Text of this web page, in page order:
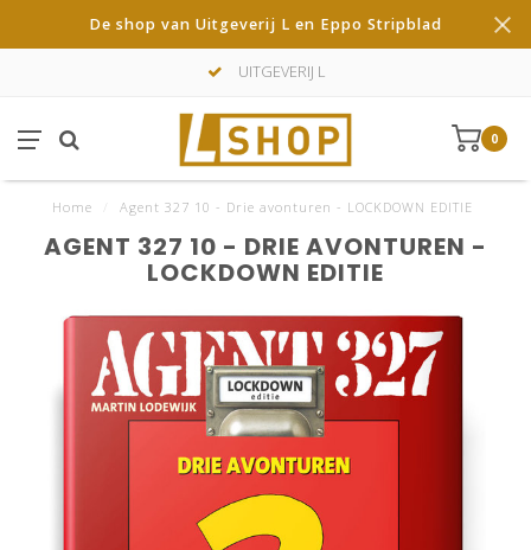
De shop van Uitgeverij L en Eppo Stripblad
UITGEVERIJ L
0
Home Agent 327 10 - Drie avonturen - LOCKDOWN EDITIE
AGENT 327 10 - DRIE AVONTUREN -
LOCKDOWN EDITIE